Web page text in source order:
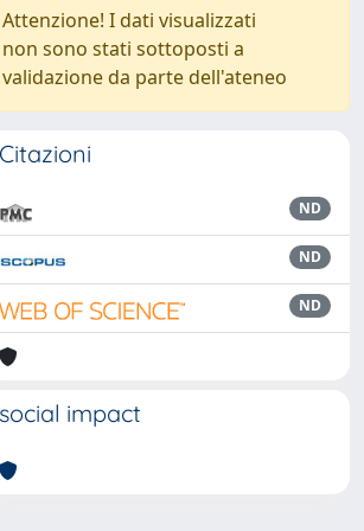
Attenzione! I dati visualizzati
non sono stati sottoposti a
validazione da parte dell'ateneo
Citazioni
ND
ND
ND
social impact